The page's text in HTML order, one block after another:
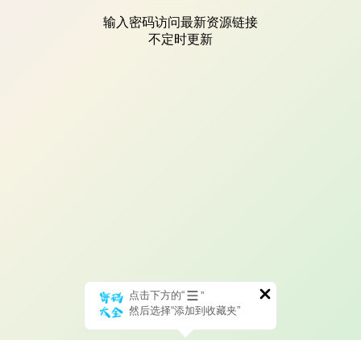
输入密码访问最新资源链接
不定时更新
点击下方的“
”
然后选择“添加到收藏夹”